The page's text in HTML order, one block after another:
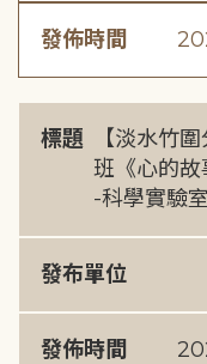
發佈時間
標題
【淡水竹
班《心的
-科學實驗
發布單位
發佈時間